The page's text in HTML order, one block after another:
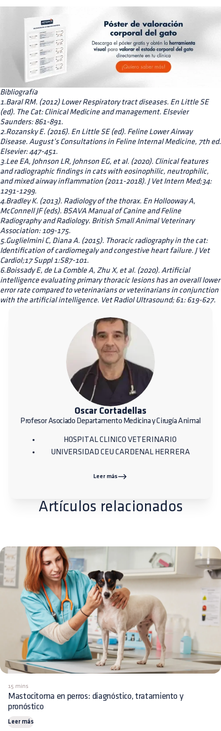
Bibliografía
1.Baral RM. (2012) Lower Respiratory tract diseases. En Little SE
(ed). The Cat: Clinical Medicine and management. Elsevier
Saunders: 861-891.
2.Rozansky E. (2016). En Little SE (ed). Feline Lower Airway
Disease. August’s Consultations in Feline Internal Medicine, 7th ed.
Elsevier: 447-451.
3.Lee EA, Johnson LR, Johnson EG, et al. (2020). Clinical features
and radiographic findings in cats with eosinophilic, neutrophilic,
and mixed airway inflammation (2011-2018). J Vet Intern Med;34:
1291-1299.
4.Bradley K. (2013). Radiology of the thorax. En Hollooway A,
McConnell JF (eds). BSAVA Manual of Canine and Feline
Radiography and Radiology. British Small Animal Veterinary
Association: 109-175.
5.Guglielmini C, Diana A. (2015). Thoracic radiography in the cat:
Identification of cardiomegaly and congestive heart failure. J Vet
Cardiol;17 Suppl 1:S87-101.
6.Boissady E, de La Comble A, Zhu X, et al. (2020). Artificial
intelligence evaluating primary thoracic lesions has an overall lower
error rate compared to veterinarians or veterinarians in conjunction
with the artificial intelligence. Vet Radiol Ultrasound; 61: 619-627.
Oscar Cortadellas
Profesor Asociado Departamento Medicina y Cirugía Animal
HOSPITAL CLINICO VETERINARIO
UNIVERSIDAD CEU CARDENAL HERRERA
Leer más
Artículos relacionados
15 mins
Mastocitoma en perros: diagnóstico, tratamiento y
pronóstico
Leer más